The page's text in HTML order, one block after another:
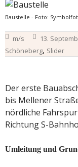
Baustelle - Foto:
m/s 13.
Schöneberg, Slider
Der erste
bis Mellener
nördliche
Richtung S-
Umleitung und